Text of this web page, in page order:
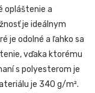
opláštenie a
je ideálnym
je odolné a ľahko sa
vďaka ktorému
s polyesterom je
je 340 g/m².